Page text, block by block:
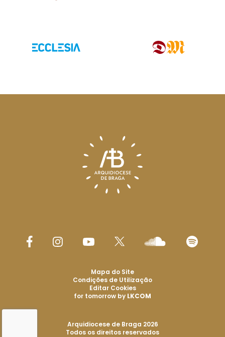
Arquidiocese de Braga 2026
Todos os direitos reservados
Mapa do Site
Condições de Utilização
Editar Cookies
for tomorrow by LKCOM